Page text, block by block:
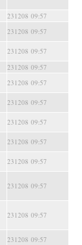
231208 09:57
231208 09:57
231208 09:57
231208 09:57
231208 09:57
231208 09:57
231208 09:57
231208 09:57
231208 09:57
231208 09:57
231208 09:57
231208 09:57